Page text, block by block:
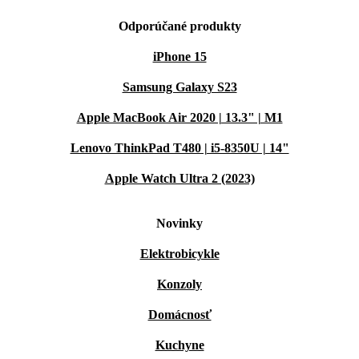
Odporúčané produkty
iPhone 15
Samsung Galaxy S23
Apple MacBook Air 2020 | 13.3" | M1
Lenovo ThinkPad T480 | i5-8350U | 14"
Apple Watch Ultra 2 (2023)
Novinky
Elektrobicykle
Konzoly
Domácnosť
Kuchyne